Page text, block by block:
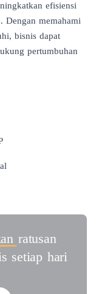
efisiensi
Dengan memahami
bisnis dapat
pertumbuhan
ratusan
setiap hari